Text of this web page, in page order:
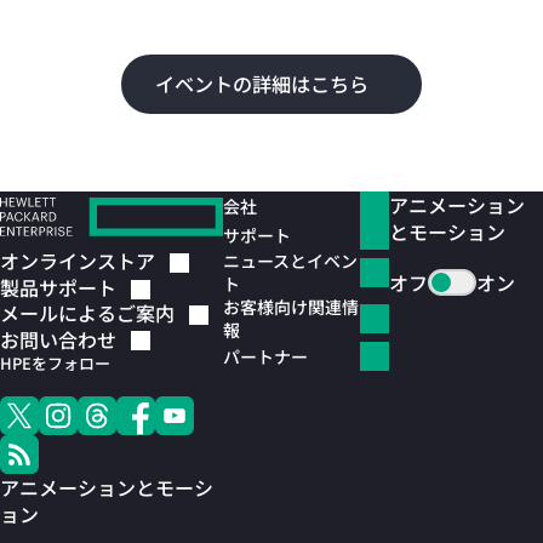
イベントの詳細はこちら
オンラインストア
製品サポート
メールによるご案内
お問い合わせ
HPEをフォロー
アニメーションとモーシ
ョン
会社
サポート
ニュースとイベン
ト
お客様向け関連情
報
パートナー
アニメーション
とモーション
オフ
オン